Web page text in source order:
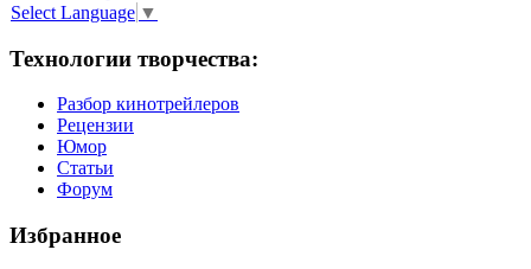
Select Language ▼
Технологии творчества:
Разбор кинотрейлеров
Рецензии
Юмор
Статьи
Форум
Избранное